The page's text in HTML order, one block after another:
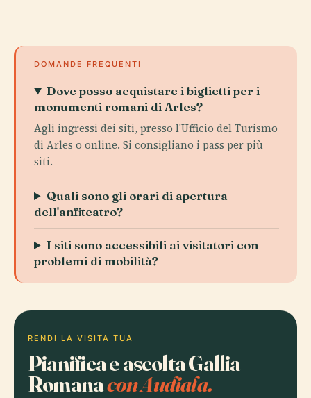
DOMANDE FREQUENTI
Dove posso acquistare i biglietti per i
monumenti romani di Arles?
Agli ingressi dei siti, presso l'Ufficio del Turismo
di Arles o online. Si consigliano i pass per più
siti.
Quali sono gli orari di apertura
dell'anfiteatro?
I siti sono accessibili ai visitatori con
problemi di mobilità?
RENDI LA VISITA TUA
Pianifica e ascolta Gallia
Romanacon Audiala.